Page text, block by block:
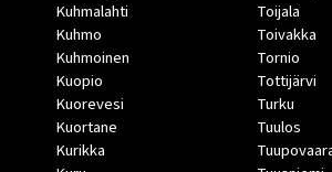
Kuhmalahti
Kuhmo
Kuhmoinen
Kuopio
Kuorevesi
Kuortane
Kurikka
Toijala
Toivakka
Tornio
Tottijärvi
Turku
Tuulos